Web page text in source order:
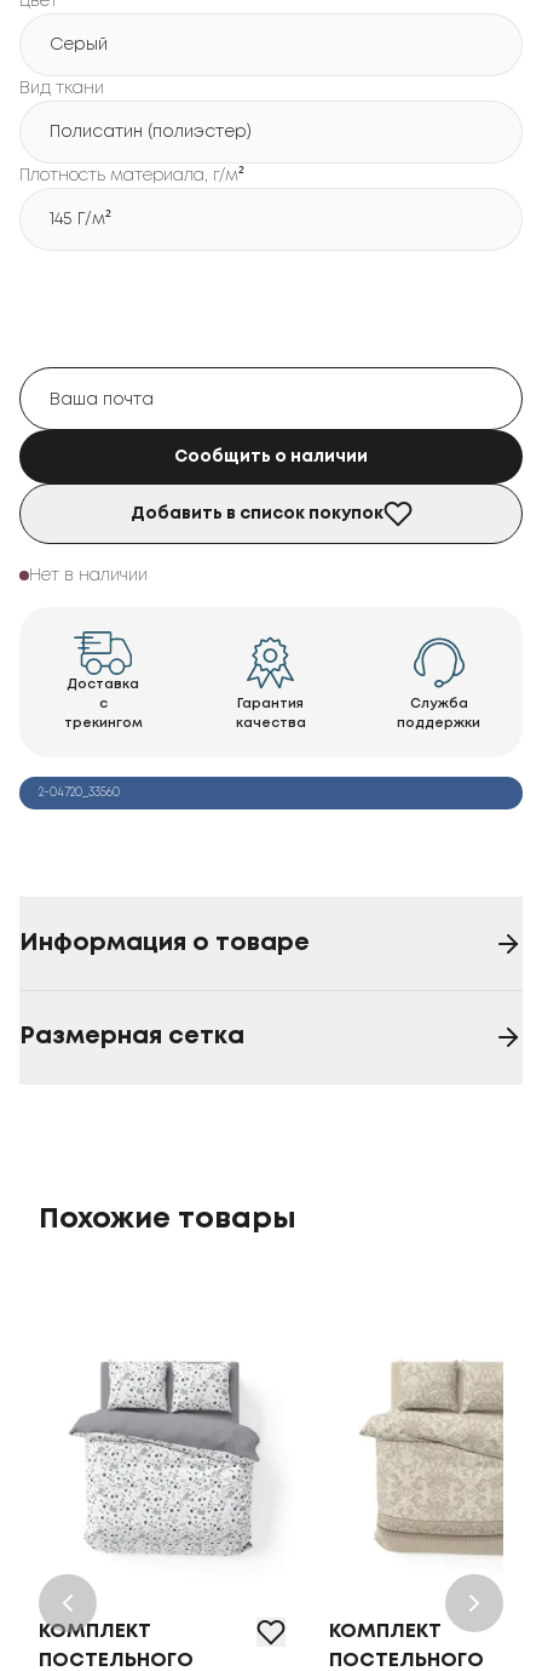
Серый
Вид ткани
Полисатин (полиэстер)
Плотность материала, г/м²
145 Г/м²
Сообщить о наличии
Добавить в список покупок
Нет в наличии
Доставка
с
трекингом
Гарантия
качества
Служба
поддержки
2-04720_33560
Информация о товаре
Размерная сетка
Похожие товары
КОМПЛЕКТ
ПОСТЕЛЬНОГО
КОМПЛЕКТ
ПОСТЕЛЬНОГО